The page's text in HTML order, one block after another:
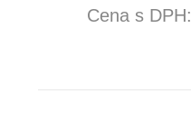
Cena s DPH: